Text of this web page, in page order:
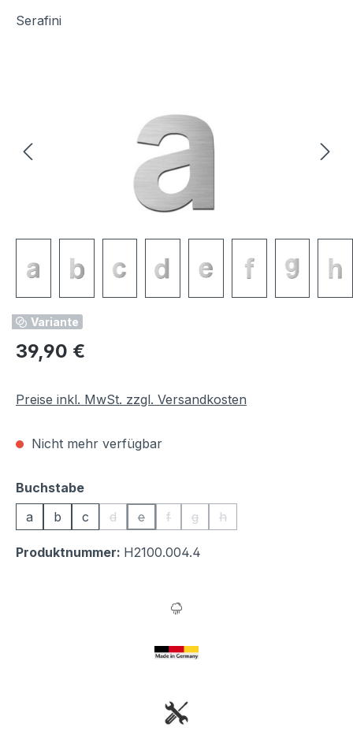
Serafini
Variante
Regulärer Preis:
39,90 €
Preise inkl. MwSt. zzgl. Versandkosten
Nicht mehr verfügbar
Buchstabeauswählen
a
b c d
(Diese Option ist zurzeit nicht verfügbar.)
e
(Diese Option ist zurzeit nicht verfügbar.)
f
(Diese Option ist zurzeit nicht
g
(Diese Option ist zurzeit nicht
h
(Diese Option ist zurzeit
Produktnummer: H2100.004.4